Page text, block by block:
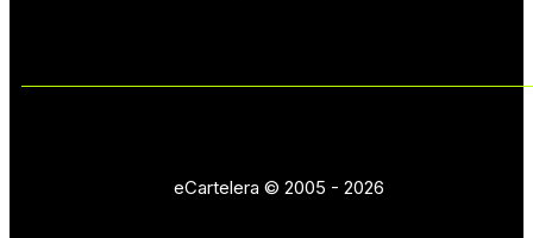
eCartelera © 2005 - 2026